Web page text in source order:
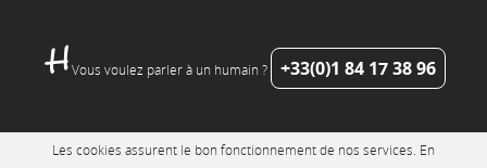
Vous voulez parler à un humain ? +33(0)1 84 17 38 96
Les cookies assurent le bon fonctionnement de nos services. En